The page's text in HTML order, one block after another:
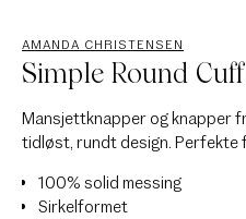
AMANDA CHRISTENSEN
Simple Round
Mansjettknapper og knapper
tidløst, rundt design. Perfekte
100% solid messing
Sirkelformet